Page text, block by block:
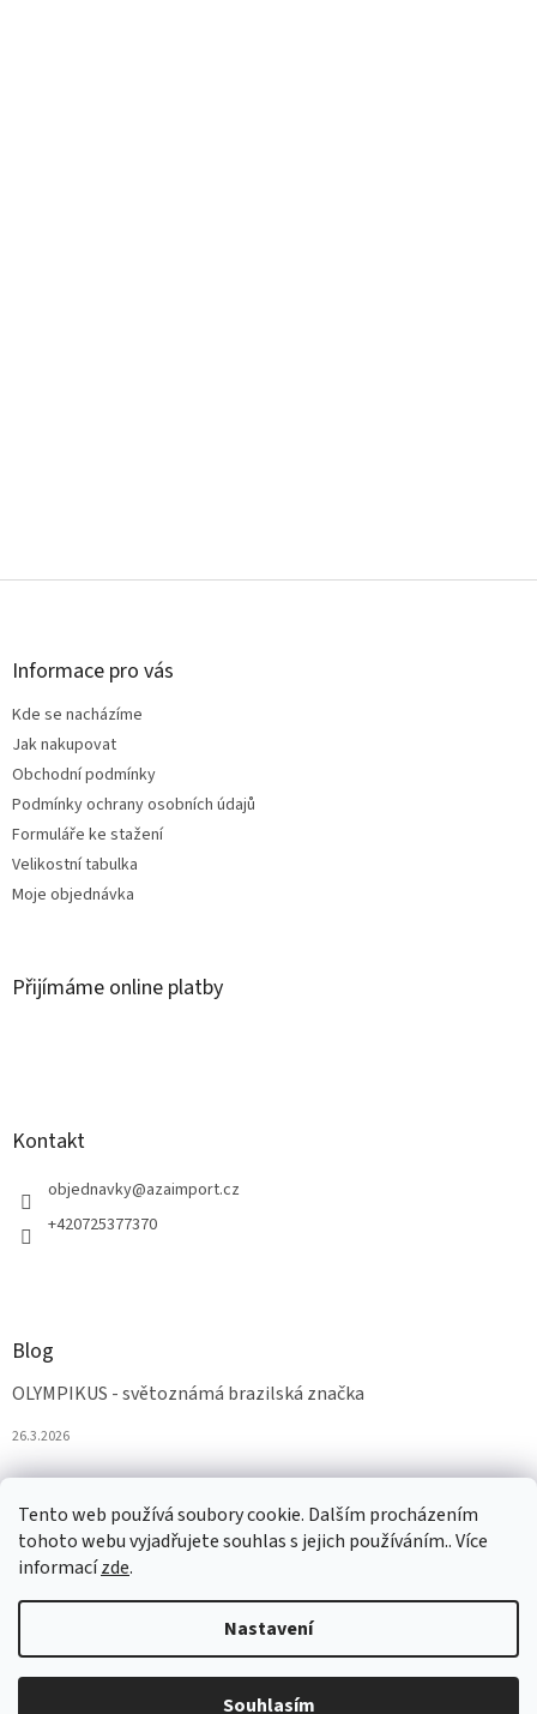
Tento web používá soubory cookie. Dalším procházením
tohoto webu vyjadřujete souhlas s jejich používáním.. Více
informacízde.
Nastavení
Souhlasím
Z
Informace pro vás
Kde se nacházíme
Jak nakupovat
Obchodní podmínky
Podmínky ochrany osobních údajů
Formuláře ke stažení
Velikostní tabulka
Moje objednávka
Přijímáme online platby
Kontakt
objednavky@azaimport.cz
+420725377370
Blog
OLYMPIKUS - světoznámá brazilská značka
26.3.2026
Vytvořil Shoptet
AZAobuv. Všechna práva vyhrazena.